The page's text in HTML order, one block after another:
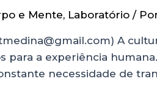
e Mente, Laboratório /
A
para a experiência
necessidade de